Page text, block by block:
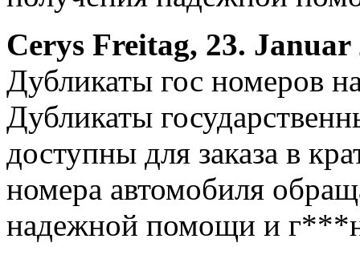
Cerys Freitag, 23. Januar
Дубликаты гос номеров
Дубликаты
доступны для заказа в
номера автомобиля
надежной помощи и